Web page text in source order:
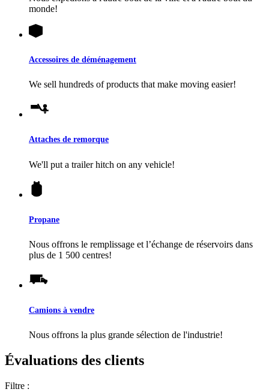
monde!
Accessoires de déménagement
We sell hundreds of products that make moving easier!
Attaches de remorque
We'll put a trailer hitch on any vehicle!
Propane
Nous offrons le remplissage et l’échange de réservoirs dans
plus de 1 500 centres!
Camions à vendre
Nous offrons la plus grande sélection de l'industrie!
Évaluations des clients
Filtre :